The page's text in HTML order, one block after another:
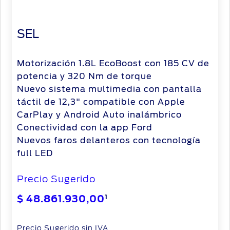
SEL
Motorización 1.8L EcoBoost con 185 CV de
potencia y 320 Nm de torque
Nuevo sistema multimedia con pantalla
táctil de 12,3" compatible con Apple
CarPlay y Android Auto inalámbrico
Conectividad con la app Ford
Nuevos faros delanteros con tecnología
full LED
Precio Sugerido
$ 48.861.930,001
Precio Sugerido sin IVA